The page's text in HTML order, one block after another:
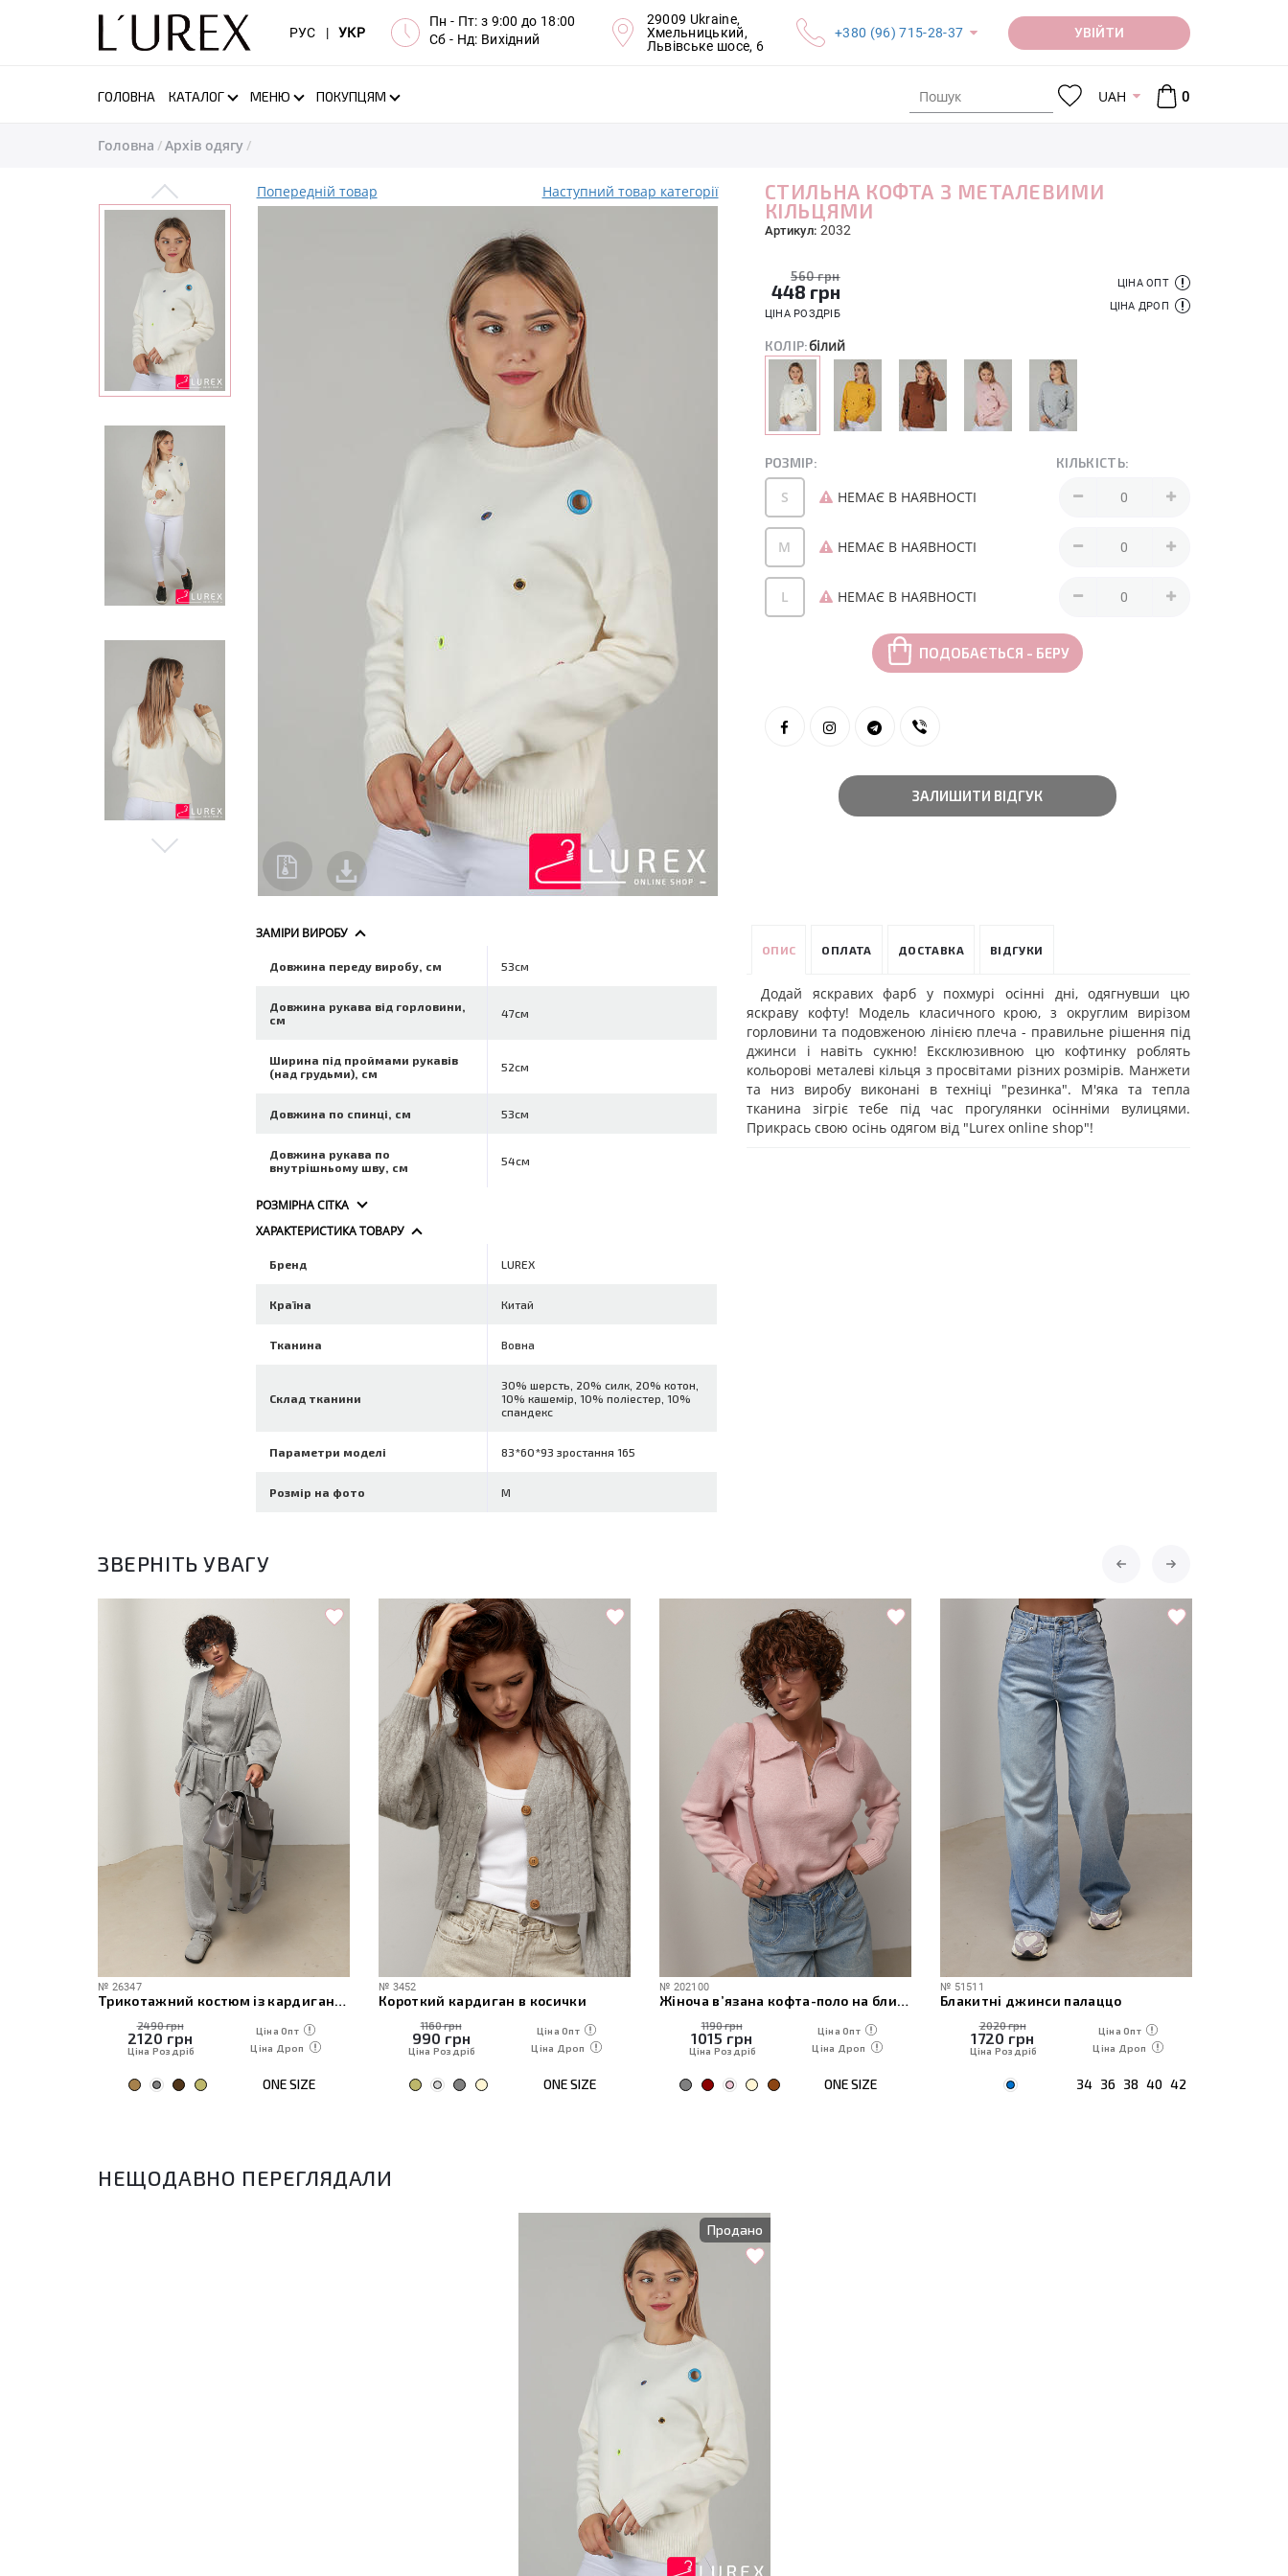
РУС | УКР
Пн - Пт: з 9:00 до 18:00
Сб - Нд: Вихідний
29009 Ukraine,
Хмельницький,
Львівське шосе, 6
+380 (96) 715-28-37 УВІЙТИ
ГОЛОВНА КАТАЛОГ МЕНЮ ПОКУПЦЯМ UAH 0
Головна Архів одягу
Попередній товар Наступний товар категорії
СТИЛЬНА КОФТА З МЕТАЛЕВИМИ
КІЛЬЦЯМИ
Артикул: 2032
560 грн
448 грн
ЦІНА РОЗДРІБ
ЦІНА ОПТ
ЦІНА ДРОП
КОЛІР:білий
РОЗМІР: КІЛЬКІСТЬ:
S НЕМАЄ В НАЯВНОСТІ
M НЕМАЄ В НАЯВНОСТІ
L НЕМАЄ В НАЯВНОСТІ
ПОДОБАЄТЬСЯ - БЕРУ
ЗАЛИШИТИ ВІДГУК
ЗАМІРИ ВИРОБУ
Довжина переду виробу, см 53см
Довжина рукава від горловини,
см
47см
Ширина під проймами рукавів
(над грудьми), см
52см
Довжина по спинці, см 53см
Довжина рукава по
внутрішньому шву, см
54см
РОЗМІРНА СІТКА
ХАРАКТЕРИСТИКА ТОВАРУ
Бренд LUREX
Країна Китай
Тканина Вовна
Склад тканини
30% шерсть, 20% силк, 20% котон,
10% кашемір, 10% поліестер, 10%
спандекс
Параметри моделі 83*60*93 зростання 165
Розмір на фото M
ОПИС ОПЛАТА ДОСТАВКА ВІДГУКИ
Додай яскравих фарб у похмурі осінні дні, одягнувши цю
яскраву кофту! Модель класичного крою, з округлим вирізом
горловини та подовженою лінією плеча - правильне рішення під
джинси і навіть сукню! Ексклюзивною цю кофтинку роблять
кольорові металеві кільця з просвітами різних розмірів. Манжети
та низ виробу виконані в техніці "резинка". М'яка та тепла
тканина зігріє тебе під час прогулянки осінніми вулицями.
Прикрась свою осінь одягом від "Lurex online shop"!
ЗВЕРНІТЬ УВАГУ
№ 26347
Трикотажний костюм із кардиганом, топом та штанами
2490 грн
2120 грн
Ціна Роздріб
Ціна Опт
Ціна Дроп
ONE SIZE
№ 3452
Короткий кардиган в косички
1160 грн
990 грн
Ціна Роздріб
Ціна Опт
Ціна Дроп
ONE SIZE
№ 202100
Жіноча в’язана кофта-поло на блискавці
1190 грн
1015 грн
Ціна Роздріб
Ціна Опт
Ціна Дроп
ONE SIZE
№ 51511
Блакитні джинси палаццо
2020 грн
1720 грн
Ціна Роздріб
Ціна Опт
Ціна Дроп
34 36 38 40 42
НЕЩОДАВНО ПЕРЕГЛЯДАЛИ
Продано